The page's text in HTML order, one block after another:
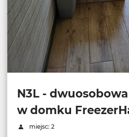
N3L -
w domku
miejsc: 2